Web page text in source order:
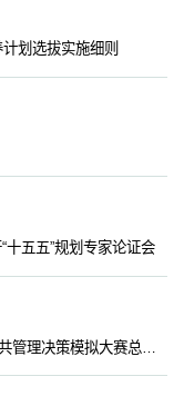
划选拔实施细则
五五”规划专家论证会